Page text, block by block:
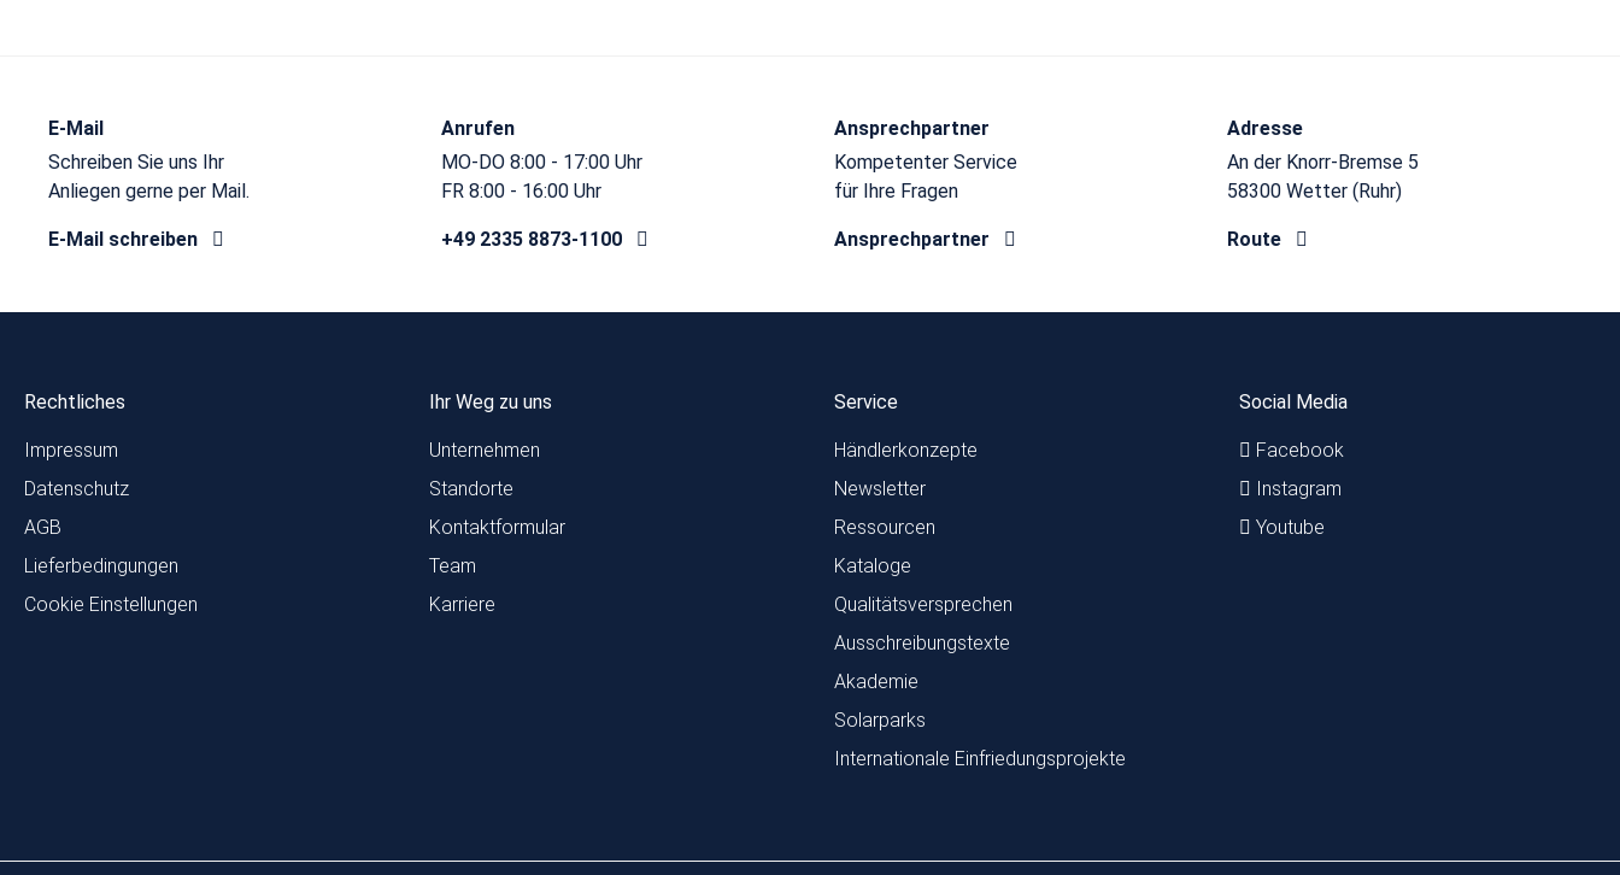
E-Mail
Schreiben Sie uns Ihr
Anliegen gerne per Mail.
E-Mail schreiben
Anrufen
MO-DO 8:00 - 17:00 Uhr
FR 8:00 - 16:00 Uhr
+49 2335 8873-1100
Ansprechpartner
Kompetenter Service
für Ihre Fragen
Ansprechpartner
Adresse
An der Knorr-Bremse 5
58300 Wetter (Ruhr)
Route
Rechtliches
Impressum
Datenschutz
AGB
Lieferbedingungen
Cookie Einstellungen
Ihr Weg zu uns
Unternehmen
Standorte
Kontaktformular
Team
Karriere
Service
Händlerkonzepte
Newsletter
Ressourcen
Kataloge
Qualitätsversprechen
Ausschreibungstexte
Akademie
Solarparks
Internationale Einfriedungsprojekte
Social Media
Facebook
Instagram
Youtube